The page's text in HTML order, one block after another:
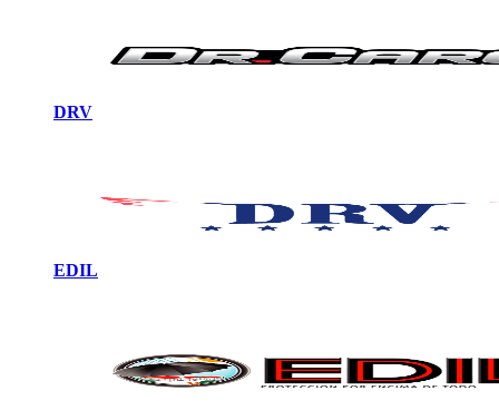
DRV
EDIL